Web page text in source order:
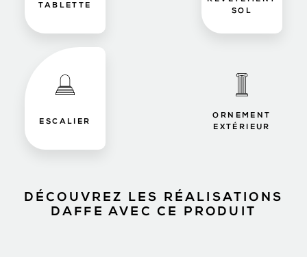
TABLETTE
SOL
ESCALIER
ORNEMENT
EXTÉRIEUR
DÉCOUVREZ LES RÉALISATIONS
DAFFE AVEC CE PRODUIT